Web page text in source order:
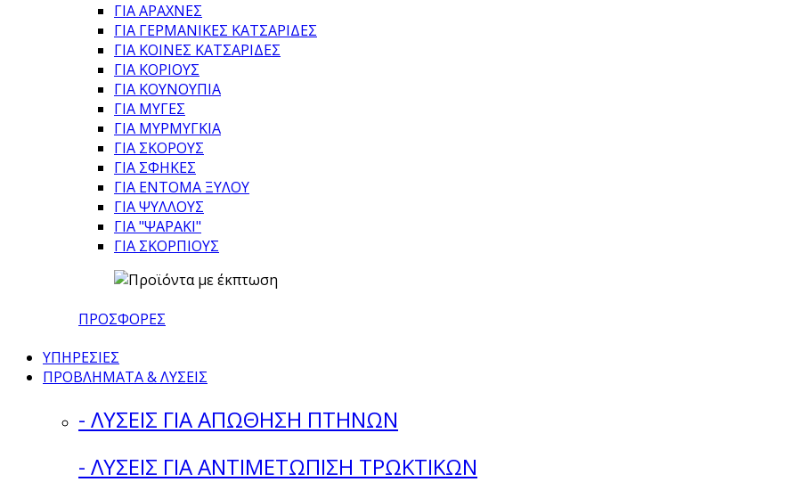
ΓΙΑ ΑΡΑΧΝΕΣ
ΓΙΑ ΓΕΡΜΑΝΙΚΕΣ ΚΑΤΣΑΡΙΔΕΣ
ΓΙΑ ΚΟΙΝΕΣ ΚΑΤΣΑΡΙΔΕΣ
ΓΙΑ ΚΟΡΙΟΥΣ
ΓΙΑ ΚΟΥΝΟΥΠΙΑ
ΓΙΑ ΜΥΓΕΣ
ΓΙΑ ΜΥΡΜΥΓΚΙΑ
ΓΙΑ ΣΚΟΡΟΥΣ
ΓΙΑ ΣΦΗΚΕΣ
ΓΙΑ ΕΝΤΟΜΑ ΞΥΛΟΥ
ΓΙΑ ΨΥΛΛΟΥΣ
ΓΙΑ "ΨΑΡΑΚΙ"
ΓΙΑ ΣΚΟΡΠΙΟΥΣ
ΠΡΟΣΦΟΡΕΣ
ΥΠΗΡΕΣΙΕΣ
ΠΡΟΒΛΗΜΑΤΑ & ΛΥΣΕΙΣ
- ΛΥΣΕΙΣ ΓΙΑ ΑΠΩΘΗΣΗ ΠΤΗΝΩΝ
- ΛΥΣΕΙΣ ΓΙΑ ΑΝΤΙΜΕΤΩΠΙΣΗ ΤΡΩΚΤΙΚΩΝ